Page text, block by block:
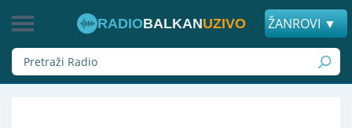
RADIOBALKANUZIVO ŽANROVI ▼